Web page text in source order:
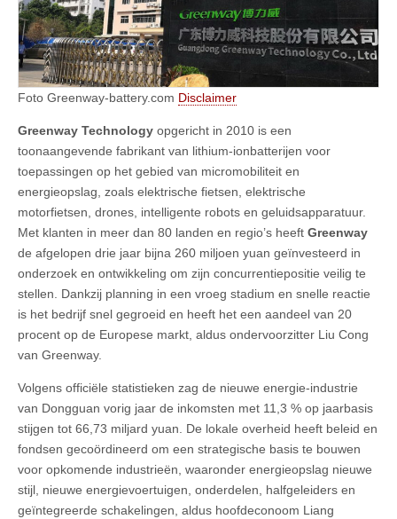
Foto Greenway-battery.com Disclaimer
Greenway Technology opgericht in 2010 is een
toonaangevende fabrikant van lithium-ionbatterijen voor
toepassingen op het gebied van micromobiliteit en
energieopslag, zoals elektrische fietsen, elektrische
motorfietsen, drones, intelligente robots en geluidsapparatuur.
Met klanten in meer dan 80 landen en regio’s heeft Greenway
de afgelopen drie jaar bijna 260 miljoen yuan geïnvesteerd in
onderzoek en ontwikkeling om zijn concurrentiepositie veilig te
stellen. Dankzij planning in een vroeg stadium en snelle reactie
is het bedrijf snel gegroeid en heeft het een aandeel van 20
procent op de Europese markt, aldus ondervoorzitter Liu Cong
van Greenway.
Volgens officiële statistieken zag de nieuwe energie-industrie
van Dongguan vorig jaar de inkomsten met 11,3 % op jaarbasis
stijgen tot 66,73 miljard yuan. De lokale overheid heeft beleid en
fondsen gecoördineerd om een strategische basis te bouwen
voor opkomende industrieën, waaronder energieopslag nieuwe
stijl, nieuwe energievoertuigen, onderdelen, halfgeleiders en
geïntegreerde schakelingen, aldus hoofdeconoom Liang